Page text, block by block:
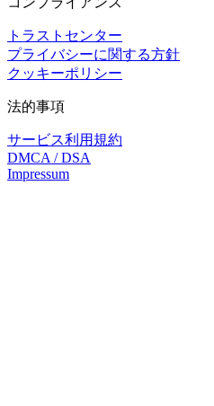
トラストセンター
プライバシーに関する方針
クッキーポリシー
法的事項
サービス利用規約
DMCA / DSA
Impressum